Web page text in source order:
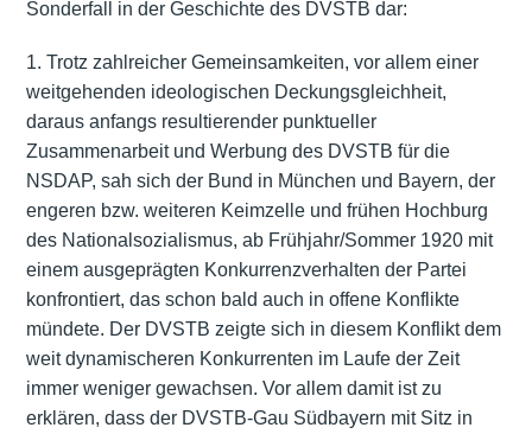
Sonderfall in der Geschichte des DVSTB dar:
1. Trotz zahlreicher Gemeinsamkeiten, vor allem einer
weitgehenden ideologischen Deckungsgleichheit,
daraus anfangs resultierender punktueller
Zusammenarbeit und Werbung des DVSTB für die
NSDAP, sah sich der Bund in München und Bayern, der
engeren bzw. weiteren Keimzelle und frühen Hochburg
des Nationalsozialismus, ab Frühjahr/Sommer 1920 mit
einem ausgeprägten Konkurrenzverhalten der Partei
konfrontiert, das schon bald auch in offene Konflikte
mündete. Der DVSTB zeigte sich in diesem Konflikt dem
weit dynamischeren Konkurrenten im Laufe der Zeit
immer weniger gewachsen. Vor allem damit ist zu
erklären, dass der DVSTB-Gau Südbayern mit Sitz in